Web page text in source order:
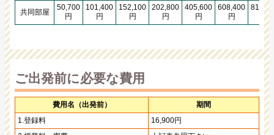
共同部屋
50,700
円
101,400
円
152,100
円
202,800
円
405,600
円
608,400
円
円
ご出発前に必要な費用
費用名（出発前）
期間
1.登録料
16,900円